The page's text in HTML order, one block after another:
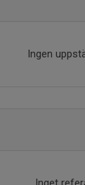
Ingen